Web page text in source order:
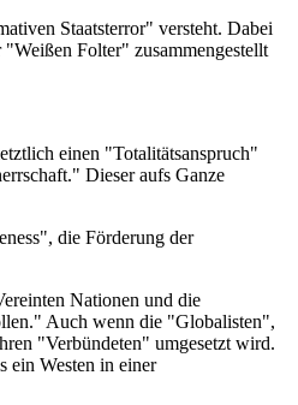
Staatsterror" versteht. Dabei
Folter" zusammengestellt
einen "Totalitätsanspruch"
Dieser aufs Ganze
die Förderung der
Nationen und die
Auch wenn die "Globalisten",
"Verbündeten" umgesetzt wird.
ein Westen in einer